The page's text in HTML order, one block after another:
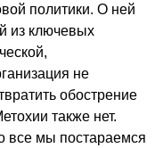
политики. О ней
из ключевых
не
обострение
также нет.
все мы постараемся